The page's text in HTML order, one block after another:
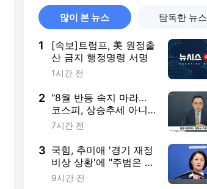
많이 본 뉴스 탐독한 뉴스
1
[속보]트럼프, 美 원정출
산 금지 행정명령 서명
1시간 전
2 "8월 반등 속지 마라…
코스피, 상승추세 아니
라 '조정국면'"
7시간 전
3 국힘, 추미애 '경기 재정
비상 상황'에 "주범은 전
직 경기지사인 이 대통
9시간 전